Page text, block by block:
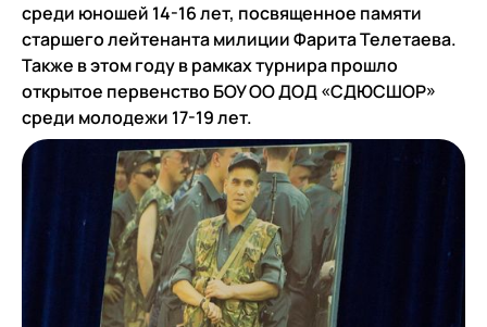
среди юношей 14-16 лет, посвященное памяти
старшего лейтенанта милиции Фарита Телетаева.
Также в этом году в рамках турнира прошло
открытое первенство БОУ ОО ДОД «СДЮСШОР»
среди молодежи 17-19 лет.